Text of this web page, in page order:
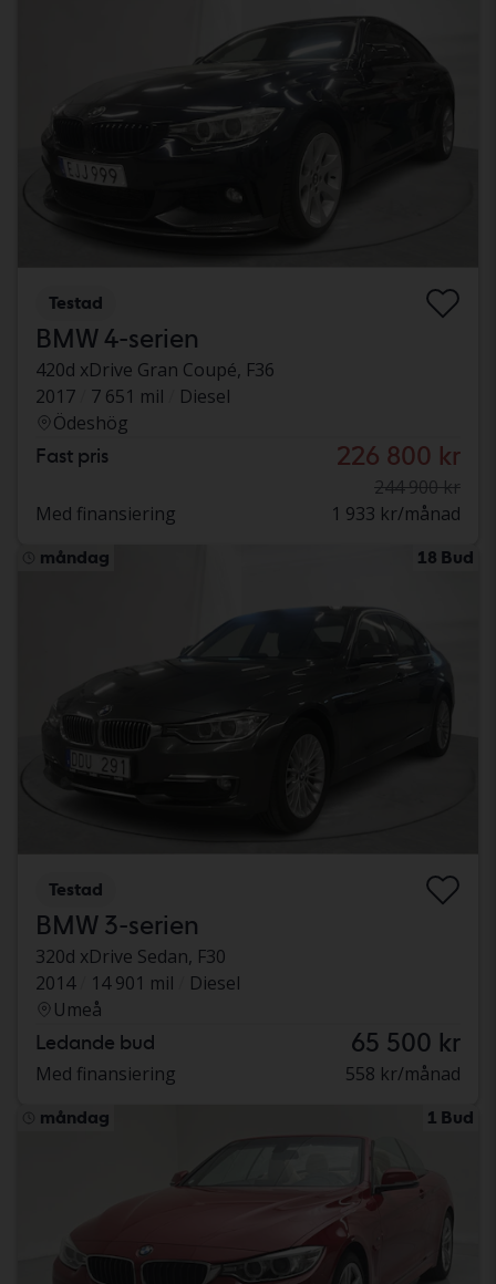
Testad
BMW 4-serien
420d xDrive Gran Coupé, F36
2017
7 651 mil
Diesel
Ödeshög
Fast pris 226 800 kr
244 900 kr
Med finansiering
1 933 kr/månad
måndag 18 Bud
Testad
BMW 3-serien
320d xDrive Sedan, F30
2014
14 901 mil
Diesel
Umeå
Ledande bud 65 500 kr
Med finansiering 558 kr/månad
måndag 1 Bud